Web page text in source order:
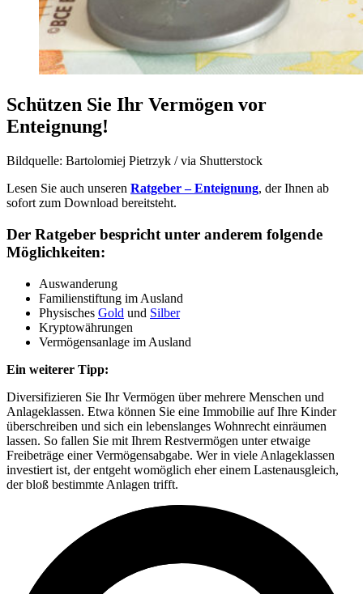
Schützen Sie Ihr Vermögen vor
Enteignung!
Bildquelle: Bartolomiej Pietrzyk / via Shutterstock
Lesen Sie auch unseren Ratgeber – Enteignung, der Ihnen ab
sofort zum Download bereitsteht.
Der Ratgeber bespricht unter anderem folgende
Möglichkeiten:
Auswanderung
Familienstiftung im Ausland
Physisches Gold und Silber
Kryptowährungen
Vermögensanlage im Ausland
Ein weiterer Tipp:
Diversifizieren Sie Ihr Vermögen über mehrere Menschen und
Anlageklassen. Etwa können Sie eine Immobilie auf Ihre Kinder
überschreiben und sich ein lebenslanges Wohnrecht einräumen
lassen. So fallen Sie mit Ihrem Restvermögen unter etwaige
Freibeträge einer Vermögensabgabe. Wer in viele Anlageklassen
investiert ist, der entgeht womöglich eher einem Lastenausgleich,
der bloß bestimmte Anlagen trifft.